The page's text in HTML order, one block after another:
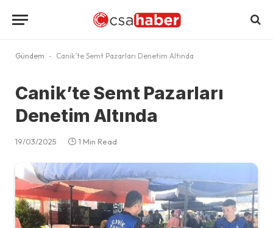
Gündem - Canik’te Semt Pazarları Denetim Altında
Canik’te Semt Pazarları
Denetim Altında
19/03/2025 1 Min Read